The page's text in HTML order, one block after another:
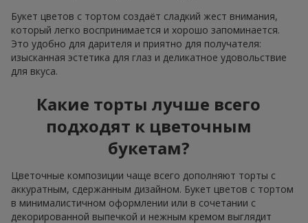
Букет цветов с тортом создаёт сладкий жест внимания,
который легко воспринимается и хорошо запоминается.
Это удобно для дарителя и приятно для получателя:
изысканная эстетика для глаз и деликатное удовольствие
для вкуса.
Какие торты лучше всего
подходят к цветочным
букетам?
Цветочные композиции чаще всего дополняют торты с
аккуратным, сдержанным дизайном. Букет цветов с тортом
в минималистичном оформлении или в сочетании с
декорированной выпечкой и нежным кремом выглядит